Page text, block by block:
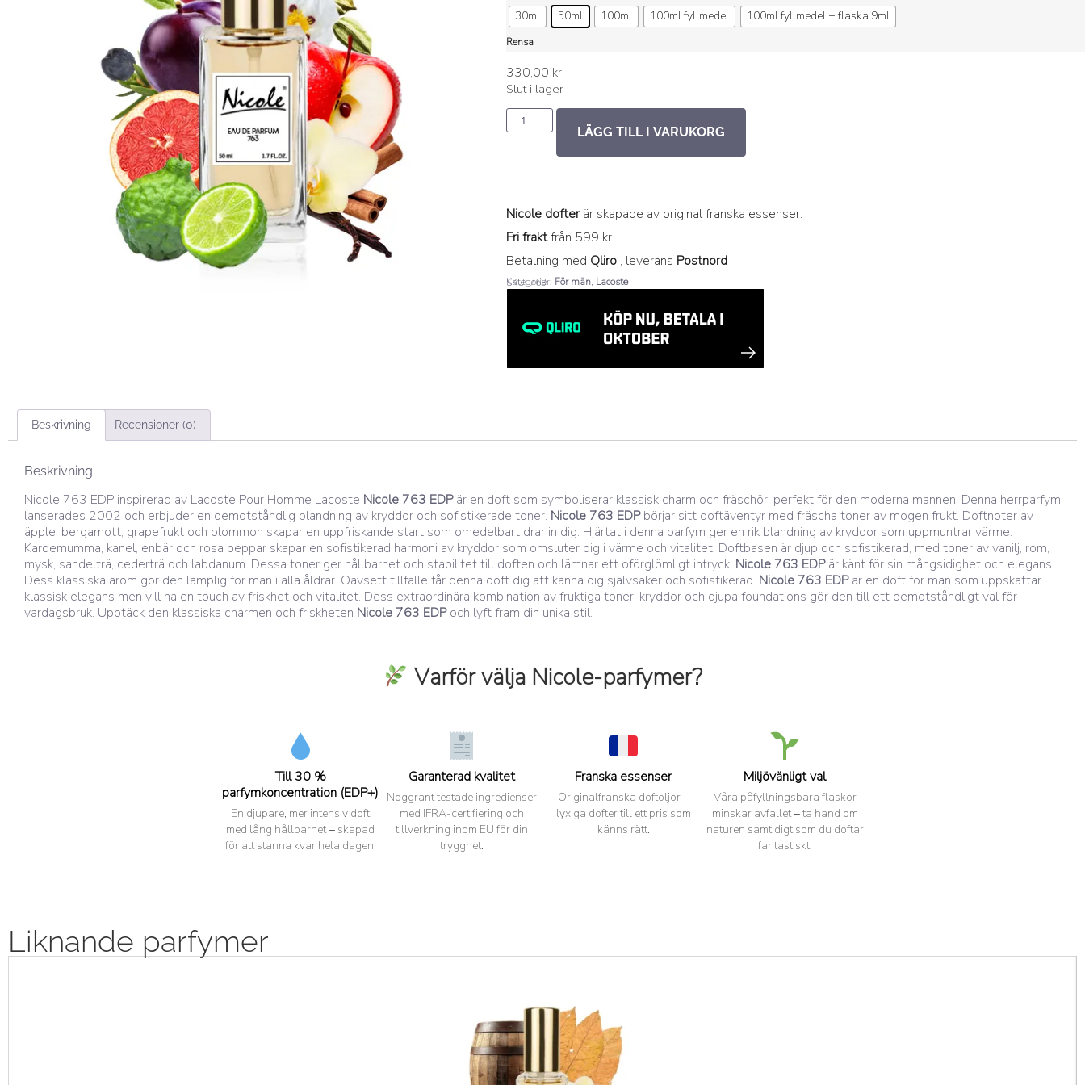
30ml 50ml 100ml 100ml fyllmedel 100ml fyllmedel + flaska 9ml
Rensa
330,00 kr
Slut i lager
LÄGG TILL I VARUKORG
Nicole dofterär skapade av original franska essenser.
Fri fraktfrån 599 kr
Betalning med Qliro , leverans Postnord
SKU: 763
Kategorier: För män, Lacoste
Beskrivning Recensioner (0)
Beskrivning
Nicole 763 EDP inspirerad av Lacoste Pour Homme Lacoste Nicole 763 EDPär en doft som symboliserar klassisk charm och fräschör, perfekt för den moderna mannen. Denna herrparfym
lanserades 2002 och erbjuder en oemotståndlig blandning av kryddor och sofistikerade toner. Nicole 763 EDPbörjar sitt doftäventyr med fräscha toner av mogen frukt. Doftnoter av
äpple, bergamott, grapefrukt och plommon skapar en uppfriskande start som omedelbart drar in dig. Hjärtat i denna parfym ger en rik blandning av kryddor som uppmuntrar värme.
Kardemumma, kanel, enbär och rosa peppar skapar en sofistikerad harmoni av kryddor som omsluter dig i värme och vitalitet. Doftbasen är djup och sofistikerad, med toner av vanilj, rom,
mysk, sandelträ, cederträ och labdanum. Dessa toner ger hållbarhet och stabilitet till doften och lämnar ett oförglömligt intryck. Nicole 763 EDPär känt för sin mångsidighet och elegans.
Dess klassiska arom gör den lämplig för män i alla åldrar. Oavsett tillfälle får denna doft dig att känna dig självsäker och sofistikerad. Nicole 763 EDPär en doft för män som uppskattar
klassisk elegans men vill ha en touch av friskhet och vitalitet. Dess extraordinära kombination av fruktiga toner, kryddor och djupa foundations gör den till ett oemotståndligt val för
vardagsbruk. Upptäck den klassiska charmen och friskheten Nicole 763 EDPoch lyft fram din unika stil.
Varför välja Nicole-parfymer?
Till 30 %
parfymkoncentration (EDP+)
En djupare, mer intensiv doft
med lång hållbarhet – skapad
för att stanna kvar hela dagen.
Garanterad kvalitet
Noggrant testade ingredienser
med IFRA-certifiering och
tillverkning inom EU för din
trygghet.
Franska essenser
Originalfranska doftoljor –
lyxiga dofter till ett pris som
känns rätt.
Miljövänligt val
Våra påfyllningsbara flaskor
minskar avfallet – ta hand om
naturen samtidigt som du doftar
fantastiskt.
Liknande parfymer